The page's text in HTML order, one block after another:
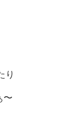
り
〜